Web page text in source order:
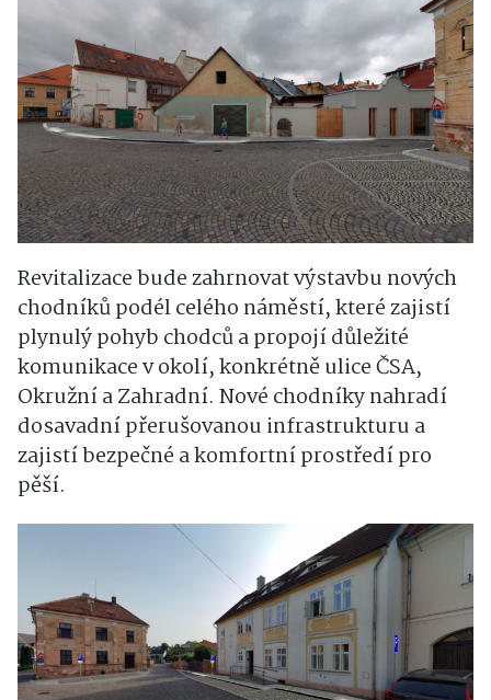
Revitalizace bude zahrnovat výstavbu nových
chodníků podél celého náměstí, které zajistí
plynulý pohyb chodců a propojí důležité
komunikace v okolí, konkrétně ulice ČSA,
Okružní a Zahradní. Nové chodníky nahradí
dosavadní přerušovanou infrastrukturu a
zajistí bezpečné a komfortní prostředí pro
pěší.